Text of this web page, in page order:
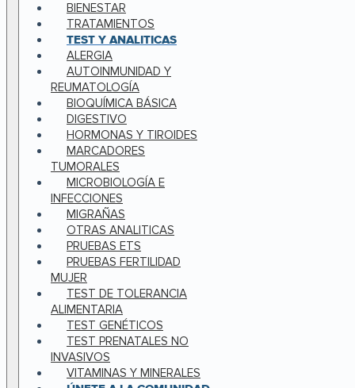
BIENESTAR
TRATAMIENTOS
TEST Y ANALITICAS
ALERGIA
AUTOINMUNIDAD Y
REUMATOLOGÍA
BIOQUÍMICA BÁSICA
DIGESTIVO
HORMONAS Y TIROIDES
MARCADORES
TUMORALES
MICROBIOLOGÍA E
INFECCIONES
MIGRAÑAS
OTRAS ANALITICAS
PRUEBAS ETS
PRUEBAS FERTILIDAD
MUJER
TEST DE TOLERANCIA
ALIMENTARIA
TEST GENÉTICOS
TEST PRENATALES NO
INVASIVOS
VITAMINAS Y MINERALES